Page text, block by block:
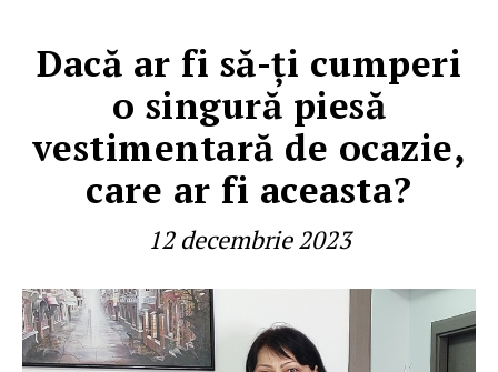
Dacă ar fi să-ţi cumperi
o singură piesă
vestimentară de ocazie,
care ar fi aceasta?
12 decembrie 2023